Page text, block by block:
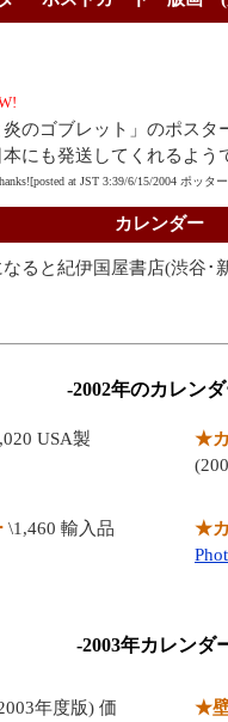
炎のゴブレット」のポス
にも発送してくれるよう
at JST 3:39/6/15/2004 ポッタ
カレンダー
ると紀伊国屋書店(渋谷･
-2002年のカレン
USA製
★
\1,460 輸入品
★
-2003年カレンダ
年度版) 価
★壁